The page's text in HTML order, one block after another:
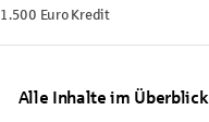
1.500 Euro Kredit
Alle Inhalte im Überblick